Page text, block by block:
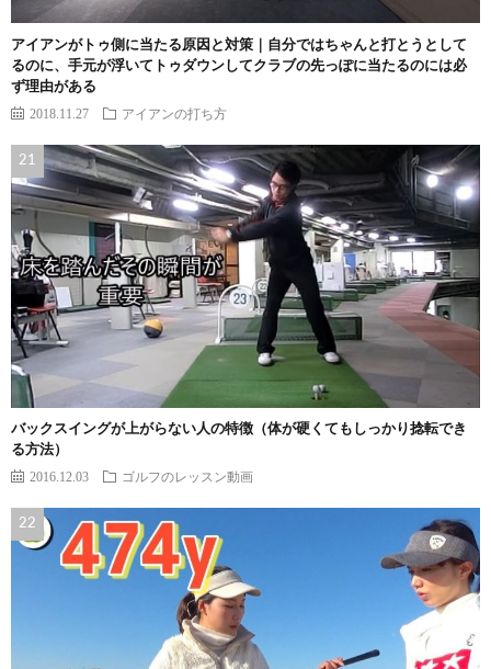
アイアンがトゥ側に当たる原因と対策｜自分ではちゃんと打とうとして
るのに、手元が浮いてトゥダウンしてクラブの先っぽに当たるのには必
ず理由がある
2018.11.27 アイアンの打ち方
バックスイングが上がらない人の特徴（体が硬くてもしっかり捻転でき
る方法）
2016.12.03 ゴルフのレッスン動画